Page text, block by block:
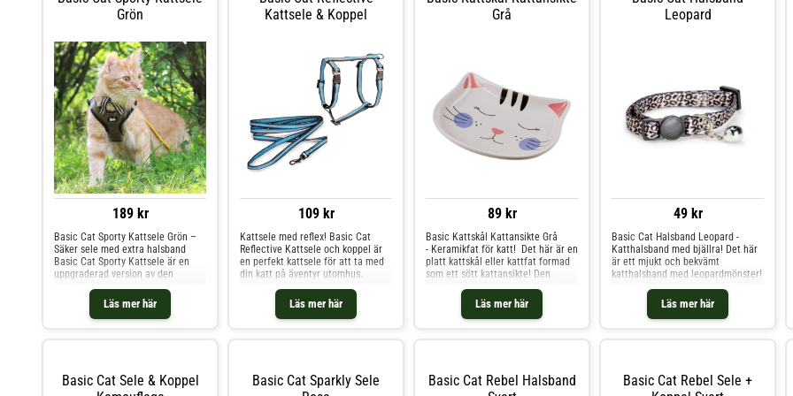
koppel: 120 cm
Grön
189 kr
Läs mer här
Basic Cat Sporty Kattsele Grön –
Säker sele med extra halsband
Basic Cat Sporty Kattsele är en
uppgraderad version av den
populära Sporty-selen, nu med ett
extra halsband för att förhindra att
katten smiter. Selen är designad
speciellt för katter som har en
ha: Extra halsband för att förhindra
att katten tar sig ur selen.
Kattsele & Koppel
109 kr
Läs mer här
Kattsele med reflex! Basic Cat
Reflective Kattsele och koppel är
en perfekt kattsele för att ta med
din katt på äventyr utomhus.
Kattselen har reflex så att din katt
syns tydligt. Kattselen är justerbar
så att den passar just din katt och
kopplet fästs i den D-ring. Selen
selens band: 1 cm Längd på
koppel: 120 cm
Grå
89 kr
Läs mer här
Basic Kattskål Kattansikte Grå
- Keramikfat för katt! Det här är en
platt kattskål eller kattfat formad
som ett sött kattansikte! Den
platta skålen är gjord i keramik och
perfekt för katter som föredrar att
äta ur fat. Basic Kattskål
Kattansikte Grå tål: Maskindisk
Leopard
49 kr
Läs mer här
Basic Cat Halsband Leopard -
Katthalsband med bjällra! Det här
är ett mjukt och bekvämt
katthalsband med leopardmönster!
Det kan justeras mellan 16 – 25
cm för optimal passform.
Halsbandet har ett
säkerhetsspänne som kan öppnas
eller ID-bricka Dessutom ingår en
avtagbar bjällra! Basic Cat
Basic Cat Sele & Koppel
Basic Cat Sparkly Sele
Basic Cat Rebel Halsband
Basic Cat Rebel Sele +